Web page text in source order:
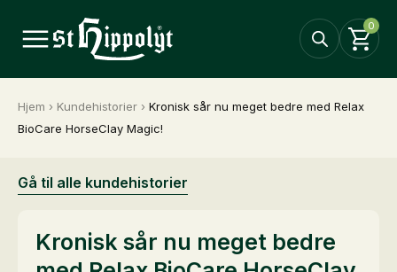
0
Hjem › Kundehistorier › Kronisk sår nu meget bedre med Relax
BioCare HorseClay Magic!
Gå til alle kundehistorier
Kronisk sår nu meget bedre